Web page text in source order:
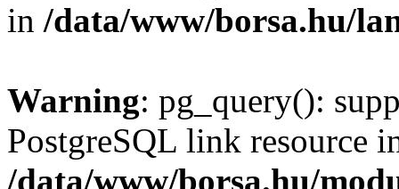
in /data/www/borsa.hu/
Warning: pg_query():
PostgreSQL link resource
/data/www/borsa.hu/